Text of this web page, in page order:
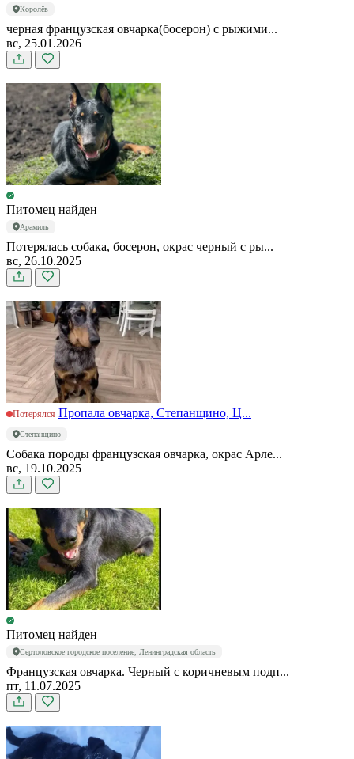
Королёв
черная французская овчарка(босерон) с рыжими...
вс, 25.01.2026
Питомец найден
Арамиль
Потерялась собака, босерон, окрас черный с ры...
вс, 26.10.2025
Потерялся Пропала овчарка, Степанщино, Ц...
Степанщино
Собака породы французская овчарка, окрас Арле...
вс, 19.10.2025
Питомец найден
Сертоловское городское поселение, Ленинградская область
Французская овчарка. Черный с коричневым подп...
пт, 11.07.2025